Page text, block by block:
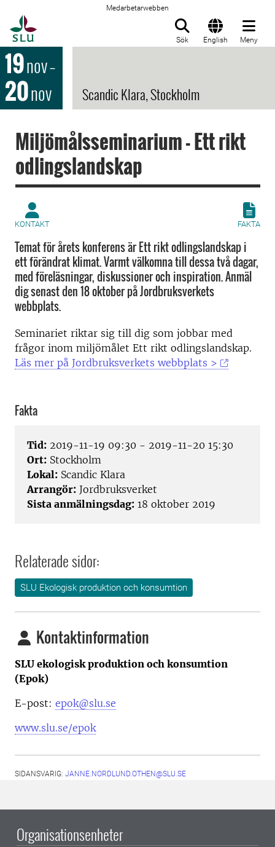
Medarbetarwebben
Sök English Meny
19nov–
20nov Scandic Klara, Stockholm
Miljömålsseminarium - Ett rikt
odlingslandskap
KONTAKT FAKTA
Temat för årets konferens är Ett rikt odlingslandskap i
ett förändrat klimat. Varmt välkomna till dessa två dagar,
med föreläsningar, diskussioner och inspiration. Anmäl
dig senast den 18 oktober på Jordbruksverkets
webbplats.
Seminariet riktar sig till dig som jobbar med
frågor inom miljömålet Ett rikt odlingslandskap.
Läs mer på Jordbruksverkets webbplats >
Fakta
Tid: 2019-11-19 09:30 - 2019-11-20 15:30
Ort: Stockholm
Lokal: Scandic Klara
Arrangör: Jordbruksverket
Sista anmälningsdag: 18 oktober 2019
Relaterade sidor:
SLU Ekologisk produktion och konsumtion
Kontaktinformation
SLU ekologisk produktion och konsumtion
(Epok)
E-post: epok@slu.se
www.slu.se/epok
SIDANSVARIG: JANNE.NORDLUND.OTHEN@SLU.SE
Organisationsenheter